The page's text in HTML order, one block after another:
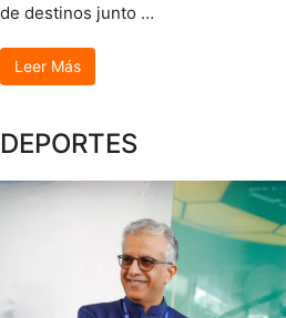
de destinos junto …
Leer Más
DEPORTES